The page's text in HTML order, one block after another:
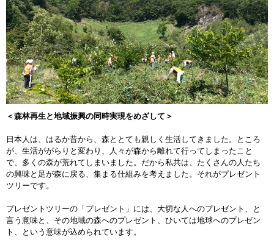
＜森林再生と地域振興の同時実現をめざして＞
日本人は、はるか昔から、森ととても親しく生活してきました。ところ
が、生活ががらりと変わり、人々が森から離れて行ってしまったこと
で、多くの森が荒れてしまいました。だから私共は、たくさんの人たち
の興味と足が森に戻る、集まる仕組みを考えました。それがプレゼント
ツリーです。
プレゼントツリーの「プレゼント」には、大切な人へのプレゼント、と
言う意味と、その地域の森へのプレゼント、ひいては地球へのプレゼン
ト、という意味が込められています。